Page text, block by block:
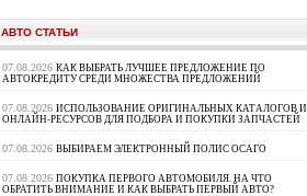
АВТО СТАТЬИ
07.08.2026 КАК ВЫБРАТЬ ЛУЧШЕЕ ПРЕДЛОЖЕНИЕ ПО
АВТОКРЕДИТУ СРЕДИ МНОЖЕСТВА ПРЕДЛОЖЕНИЙ
07.08.2026 ИСПОЛЬЗОВАНИЕ ОРИГИНАЛЬНЫХ КАТАЛОГОВ И
ОНЛАЙН-РЕСУРСОВ ДЛЯ ПОДБОРА И ПОКУПКИ ЗАПЧАСТЕЙ
07.08.2026 ВЫБИРАЕМ ЭЛЕКТРОННЫЙ ПОЛИС ОСАГО
07.08.2026 ПОКУПКА ПЕРВОГО АВТОМОБИЛЯ. НА ЧТО
ОБРАТИТЬ ВНИМАНИЕ И КАК ВЫБРАТЬ ПЕРВЫЙ АВТО?